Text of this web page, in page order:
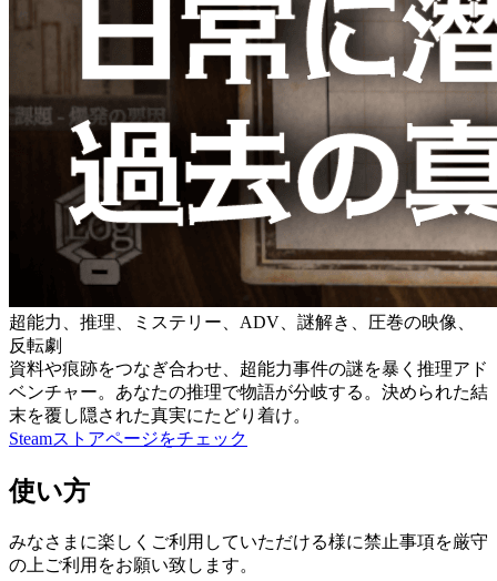
超能力、推理、ミステリー、ADV、謎解き、圧巻の映像、
反転劇
資料や痕跡をつなぎ合わせ、超能力事件の謎を暴く推理アド
ベンチャー。あなたの推理で物語が分岐する。決められた結
末を覆し隠された真実にたどり着け。
Steamストアページをチェック
使い方
みなさまに楽しくご利用していただける様に禁止事項を厳守
の上ご利用をお願い致します。